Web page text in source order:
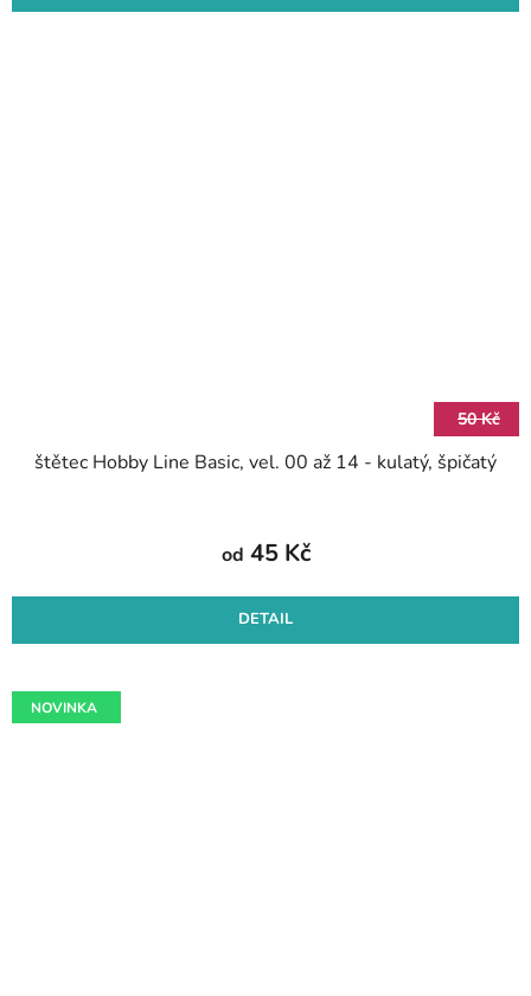
50 Kč
štětec Hobby Line Basic, vel. 00 až 14 - kulatý, špičatý
od 45 Kč
DETAIL
NOVINKA